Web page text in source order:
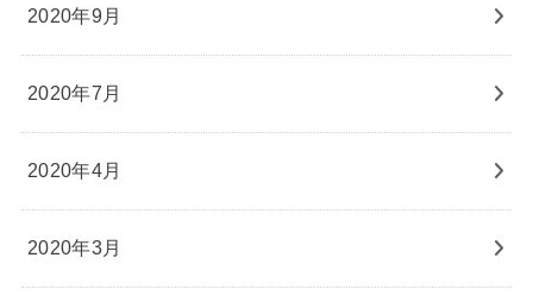
2020年9月
2020年7月
2020年4月
2020年3月